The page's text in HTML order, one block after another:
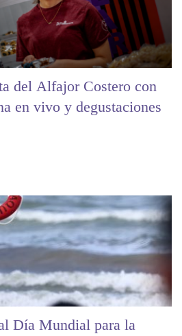
en vivo y degustaciones
Día Mundial para la